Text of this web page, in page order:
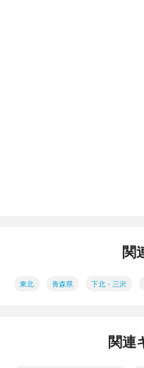
関
東北 青森県 下北・三沢
関連